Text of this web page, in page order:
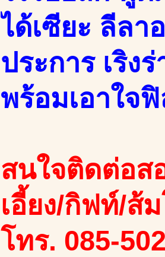
ได้เซียะ ลีล
ประการ เริง
พร้อมเอาใจ
สนใจติดต่อส
เอี้ยง/กิฟท์/ส้
โทร. 085-